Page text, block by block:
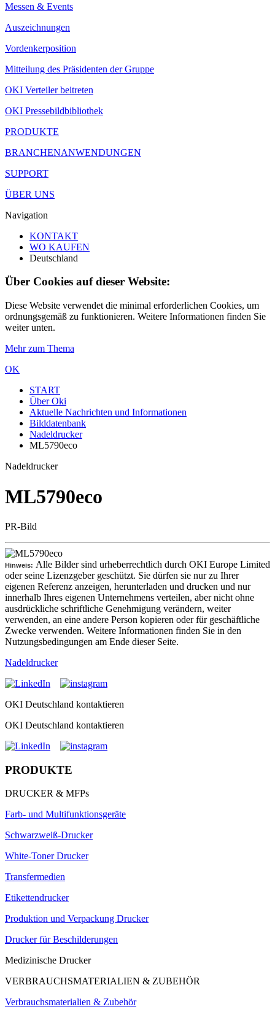
Messen & Events
Auszeichnungen
Vordenkerposition
Mitteilung des Präsidenten der Gruppe
OKI Verteiler beitreten
OKI Pressebildbibliothek
PRODUKTE
BRANCHENANWENDUNGEN
SUPPORT
ÜBER UNS
Navigation
KONTAKT
WO KAUFEN
Deutschland
Über Cookies auf dieser Website:
Diese Website verwendet die minimal erforderlichen Cookies, um
ordnungsgemäß zu funktionieren. Weitere Informationen finden Sie
weiter unten.
Mehr zum Thema
OK
START
Über Oki
Aktuelle Nachrichten und Informationen
Bilddatenbank
Nadeldrucker
ML5790eco
Nadeldrucker
ML5790eco
PR-Bild
Hinweis: Alle Bilder sind urheberrechtlich durch OKI Europe Limited
oder seine Lizenzgeber geschützt. Sie dürfen sie nur zu Ihrer
eigenen Referenz anzeigen, herunterladen und drucken und nur
innerhalb Ihres eigenen Unternehmens verteilen, aber nicht ohne
ausdrückliche schriftliche Genehmigung verändern, weiter
verwenden, an eine andere Person kopieren oder für geschäftliche
Zwecke verwenden. Weitere Informationen finden Sie in den
Nutzungsbedingungen am Ende dieser Seite.
Nadeldrucker
OKI Deutschland kontaktieren
OKI Deutschland kontaktieren
PRODUKTE
DRUCKER & MFPs
Farb- und Multifunktionsgeräte
Schwarzweiß-Drucker
White-Toner Drucker
Transfermedien
Etikettendrucker
Produktion und Verpackung Drucker
Drucker für Beschilderungen
Medizinische Drucker
VERBRAUCHSMATERIALIEN & ZUBEHÖR
Verbrauchsmaterialien & Zubehör